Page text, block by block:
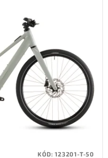
KÓD:123201-T-50